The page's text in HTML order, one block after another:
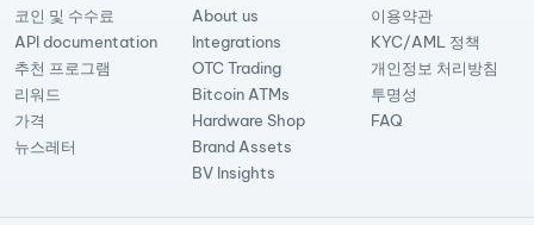
코인 및 수수료
API documentation
추천 프로그램
리워드
가격
뉴스레터
About us
Integrations
OTC Trading
Bitcoin ATMs
Hardware Shop
Brand Assets
BV Insights
이용약관
KYC/AML 정책
개인정보 처리방침
투명성
FAQ